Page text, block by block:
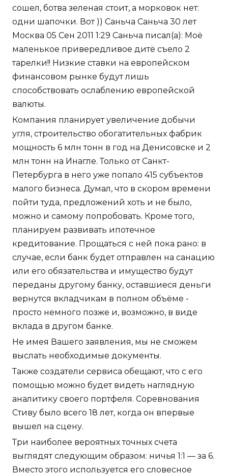
сошел, ботва зеленая стоит, а морковок нет:
одни шапочки. Вот )) Саньча Саньча 30 лет
Москва 05 Сен 2011 1:29 Саньча писал(а): Моё
маленькое привередливое дитё съело 2
тарелки!! Низкие ставки на европейском
финансовом рынке будут лишь
способствовать ослаблению европейской
валюты.
Компания планирует увеличение добычи
угля, строительство обогатительных фабрик
мощность 6 млн тонн в год на Денисовске и 2
млн тонн на Инагле. Только от Санкт-
Петербурга в него уже попало 415 субъектов
малого бизнеса. Думал, что в скором времени
пойти туда, предложений хоть и не было,
можно и самому попробовать. Кроме того,
планируем развивать ипотечное
кредитование. Прощаться с ней пока рано: в
случае, если банк будет отправлен на санацию
или его обязательства и имущество будут
переданы другому банку, оставшиеся деньги
вернутся вкладчикам в полном объёме -
просто немного позже и, возможно, в виде
вклада в другом банке.
Не имея Вашего заявления, мы не сможем
выслать необходимые документы.
Также создатели сервиса обещают, что с его
помощью можно будет видеть наглядную
аналитику своего портфеля. Соревнования
Стиву было всего 18 лет, когда он впервые
вышел на сцену.
Три наиболее вероятных точных счета
выглядят следующим образом: ничья 1:1 — за 6.
Вместо этого используется его словесное